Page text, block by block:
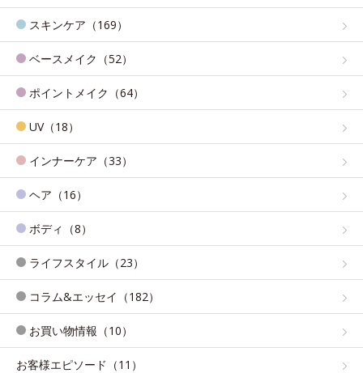
スキンケア（169）
ベースメイク（52）
ポイントメイク（64）
UV（18）
インナーケア（33）
ヘア（16）
ボディ（8）
ライフスタイル（23）
コラム&エッセイ（182）
お買い物情報（10）
お客様エピソード（11）